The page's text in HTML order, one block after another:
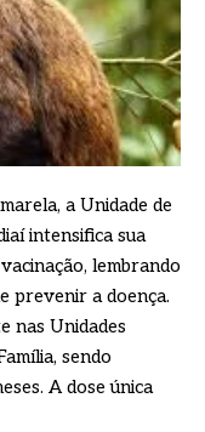
a Unidade de
intensifica sua
lembrando
prevenir a doença.
nas Unidades
sendo
A dose única